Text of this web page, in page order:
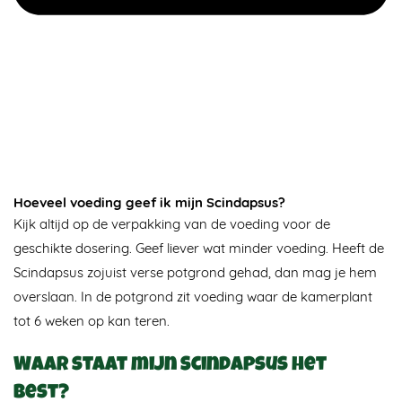
Hoeveel voeding geef ik mijn Scindapsus?
Kijk altijd op de verpakking van de voeding voor de
geschikte dosering. Geef liever wat minder voeding. Heeft de
Scindapsus zojuist verse potgrond gehad, dan mag je hem
overslaan. In de potgrond zit voeding waar de kamerplant
tot 6 weken op kan teren.
Waar staat mijn Scindapsus het
best?